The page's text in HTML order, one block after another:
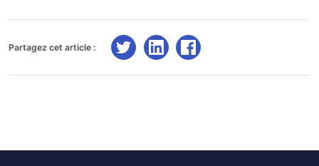
Partagez cet article :